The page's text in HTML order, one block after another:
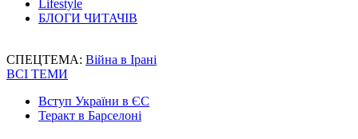
Lifestyle
БЛОГИ ЧИТАЧІВ
СПЕЦТЕМА: Війна в Ірані
ВСІ ТЕМИ
Вступ України в ЄС
Теракт в Барселоні